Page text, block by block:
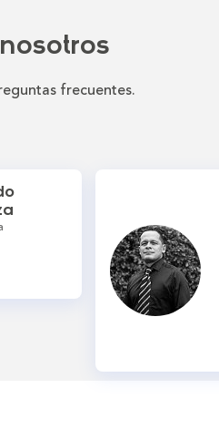
frecuentes.